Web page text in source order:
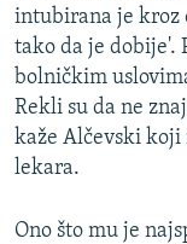
intubirana je kroz
tako da je dobije'.
bolničkim
Rekli su da ne
kaže Alčevski
lekara.
Ono što mu je